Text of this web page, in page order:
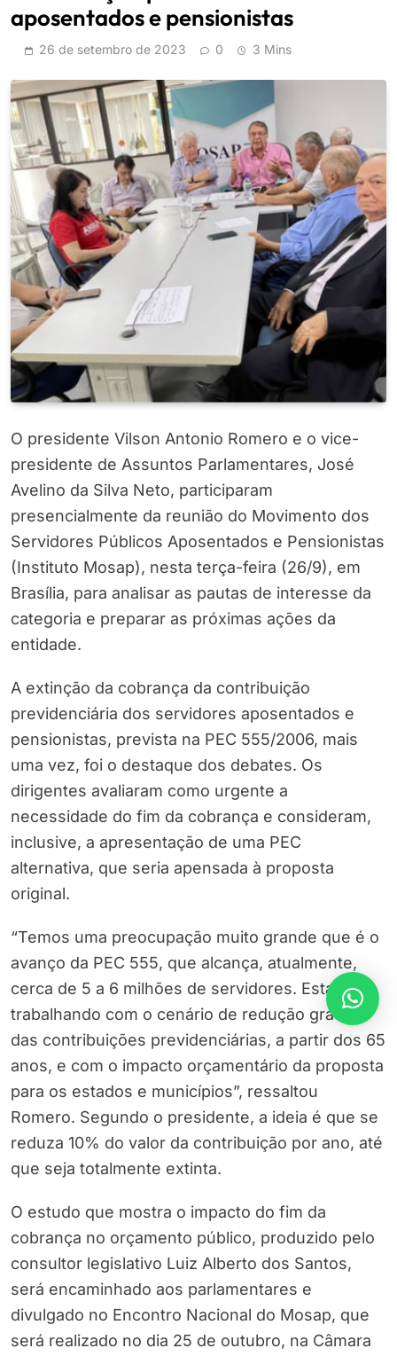
aposentados e pensionistas
26 de setembro de 2023 0 3 Mins
O presidente Vilson Antonio Romero e o vice-
presidente de Assuntos Parlamentares, José
Avelino da Silva Neto, participaram
presencialmente da reunião do Movimento dos
Servidores Públicos Aposentados e Pensionistas
(Instituto Mosap), nesta terça-feira (26/9), em
Brasília, para analisar as pautas de interesse da
categoria e preparar as próximas ações da
entidade.
A extinção da cobrança da contribuição
previdenciária dos servidores aposentados e
pensionistas, prevista na PEC 555/2006, mais
uma vez, foi o destaque dos debates. Os
dirigentes avaliaram como urgente a
necessidade do fim da cobrança e consideram,
inclusive, a apresentação de uma PEC
alternativa, que seria apensada à proposta
original.
“Temos uma preocupação muito grande que é o
avanço da PEC 555, que alcança, atualmente,
cerca de 5 a 6 milhões de servidores. Estamos
trabalhando com o cenário de redução gradual
das contribuições previdenciárias, a partir dos 65
anos, e com o impacto orçamentário da proposta
para os estados e municípios”, ressaltou
Romero. Segundo o presidente, a ideia é que se
reduza 10% do valor da contribuição por ano, até
que seja totalmente extinta.
O estudo que mostra o impacto do fim da
cobrança no orçamento público, produzido pelo
consultor legislativo Luiz Alberto dos Santos,
será encaminhado aos parlamentares e
divulgado no Encontro Nacional do Mosap, que
será realizado no dia 25 de outubro, na Câmara